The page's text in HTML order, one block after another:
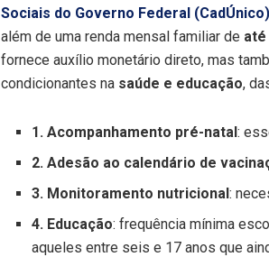
Sociais do Governo Federal (CadÚnico)
além de uma renda mensal familiar de até
fornece auxílio monetário direto, mas
condicionantes na saúde e educação,
1. Acompanhamento pré-natal:
2. Adesão ao calendário de
3. Monitoramento nutricional:
4. Educação: frequência mínima
aqueles entre seis e 17 anos que